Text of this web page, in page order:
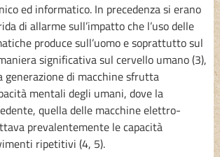
ed informatico. In precedenza si erano
di allarme sull’impatto che l’uso delle
produce sull’uomo e soprattutto sul
significativa sul cervello umano (3),
generazione di macchine sfrutta
mentali degli umani, dove la
quella delle macchine elettro-
prevalentemente le capacità
ripetitivi (4, 5).